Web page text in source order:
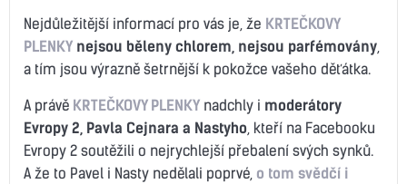
Nejdůležitější informací pro vás je, že KRTEČKOVY
PLENKY nejsou běleny chlorem, nejsou parfémovány,
a tím jsou výrazně šetrnější k pokožce vašeho děťátka.
A právě KRTEČKOVY PLENKY nadchly i moderátory
Evropy 2, Pavla Cejnara a Nastyho, kteří na Facebooku
Evropy 2 soutěžili o nejrychlejší přebalení svých synků.
A že to Pavel i Nasty nedělali poprvé, o tom svědčí i